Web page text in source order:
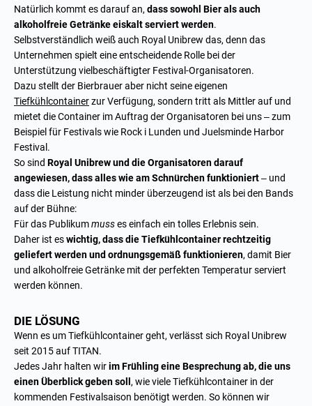
Natürlich kommt es darauf an, dass sowohl Bier als auch
alkoholfreie Getränke eiskalt serviert werden.
Selbstverständlich weiß auch Royal Unibrew das, denn das
Unternehmen spielt eine entscheidende Rolle bei der
Unterstützung vielbeschäftigter Festival-Organisatoren.
Dazu stellt der Bierbrauer aber nicht seine eigenen
Tiefkühlcontainerzur Verfügung, sondern tritt als Mittler auf und
mietet die Container im Auftrag der Organisatoren bei uns – zum
Beispiel für Festivals wie Rock i Lunden und Juelsminde Harbor
Festival.
So sind Royal Unibrew und die Organisatoren darauf
angewiesen, dass alles wie am Schnürchen funktioniert– und
dass die Leistung nicht minder überzeugend ist als bei den Bands
auf der Bühne:
Für das Publikummusses einfach ein tolles Erlebnis sein.
Daher ist eswichtig, dass die Tiefkühlcontainer rechtzeitig
geliefert werden und ordnungsgemäß funktionieren, damit Bier
und alkoholfreie Getränke mit der perfekten Temperatur serviert
werden können.
DIE LÖSUNG
Wenn es um Tiefkühlcontainer geht, verlässt sich Royal Unibrew
seit 2015 auf TITAN.
Jedes Jahr halten wirim Frühling eine Besprechung ab, die uns
einen Überblick geben soll , wie viele Tiefkühlcontainer in der
kommenden Festivalsaison benötigt werden. So können wir